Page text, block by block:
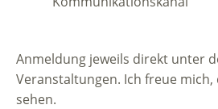
Anmeldung jeweils direkt unter
Veranstaltungen. Ich freue mich,
sehen.